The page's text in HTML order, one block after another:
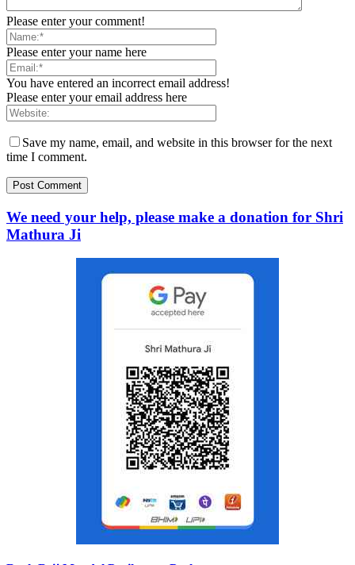
Please enter your comment!
Please enter your name here
You have entered an incorrect email address!
Please enter your email address here
Save my name, email, and website in this browser for the next
time I comment.
We need your help, please make a donation for Shri
Mathura Ji